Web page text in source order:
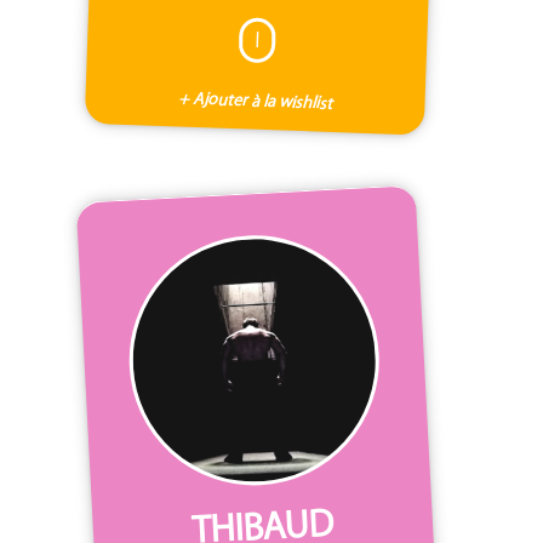
I
+ Ajouter à la wishlist
THIBAUD